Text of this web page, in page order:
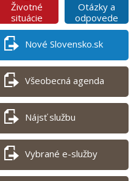
Životné
situácie
Otázky a
odpovede
Nové Slovensko.sk
Všeobecná agenda
Nájsť službu
Vybrané e-služby